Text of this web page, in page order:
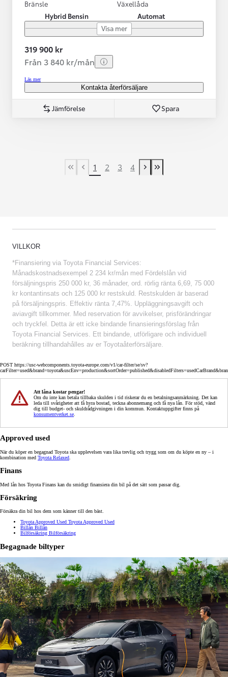
Bränsle
Hybrid Bensin
Växellåda
Automat
Visa mer
319 900 kr
Från 3 840 kr/mån
Läs mer
Kontakta återförsäljare
Jämförelse Spara
First Page
Previous page
1 2 3 4
Next page
Last Page
VILLKOR
*Finansiering via Toyota Financial Services:
Månadskostnadsexempel 2 234 kr/mån med Fördelslån vid
försäljningspris 250 000 kr, 36 månader, ord. rörlig ränta 6,69, 75 000
kr kontantinsats och 125 000 kr restskuld. Restskulden är baserad
på försäljningspris. Effektiv ränta 7,47%. Uppläggningsavgift och
aviavgift tillkommer. Med reservation för avvikelser, prisförändringar
och tryckfel. Detta är ett icke bindande finansieringsförslag från
Toyota Financial Services. Ett bindande, utförligare och individuell
beräkning tillhandahålles av er Toyotaåterförsäljare.
POST https://usc-webcomponents.toyota-europe.com/v1/car-filter/se/sv?
Att låna kostar pengar!
Om du inte kan betala tillbaka skulden i tid riskerar du en betalningsanmärkning. Det kan
leda till svårigheter att få hyra bostad, teckna abonnemang och få nya lån. För stöd, vänd
dig till budget- och skuldrådgivningen i din kommun. Kontaktuppgifter finns på
konsumentverket.se
Approved used
När du köper en begagnad Toyota ska upplevelsen vara lika trevlig och trygg som om du köpte en ny – i
kombination med Toyota Relaxed
Finans
Med lån hos Toyota Finans kan du smidigt finansiera din bil på det sätt som passar dig.
Försäkring
Försäkra din bil hos dem som känner till den bäst.
Toyota Approved Used Toyota Approved Used
Billån Billån
Bilförsäkring Bilförsäkring
Begagnade biltyper